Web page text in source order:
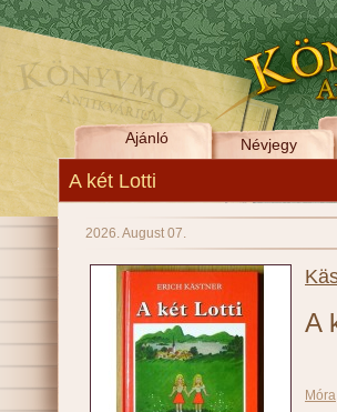
Ajánló Névjegy
A két Lotti
2026. August 07.
A
Móra